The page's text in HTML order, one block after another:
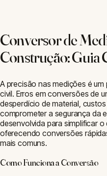
Conversor de
Construção: Guia
A precisão nas medições é
civil. Erros em conversões de
desperdício de material,
comprometer a segurança da
desenvolvida para simplificar
oferecendo conversões
mais comuns.
Como Funciona a Conversão